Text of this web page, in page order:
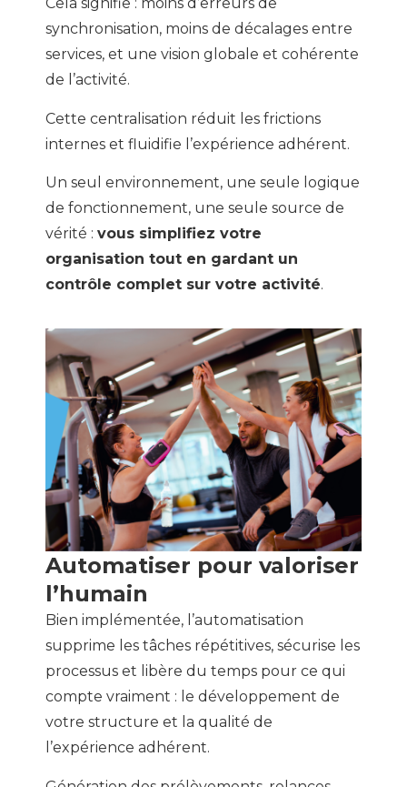
synchronisation, moins de décalages entre
services, et une vision globale et cohérente
de l’activité.
Cette centralisation réduit les frictions
internes et fluidifie l’expérience adhérent.
Un seul environnement, une seule logique
de fonctionnement, une seule source de
vérité : vous simplifiez votre
organisation tout en gardant un
contrôle complet sur votre activité.
Automatiser pour valoriser
l’humain
Bien implémentée, l’automatisation
supprime les tâches répétitives, sécurise les
processus et libère du temps pour ce qui
compte vraiment : le développement de
votre structure et la qualité de
l’expérience adhérent.